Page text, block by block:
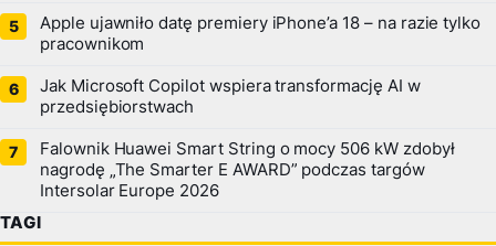
Apple ujawniło datę premiery iPhone’a 18 – na razie tylko
pracownikom
Jak Microsoft Copilot wspiera transformację AI w
przedsiębiorstwach
Falownik Huawei Smart String o mocy 506 kW zdobył
nagrodę „The Smarter E AWARD” podczas targów
Intersolar Europe 2026
TAGI